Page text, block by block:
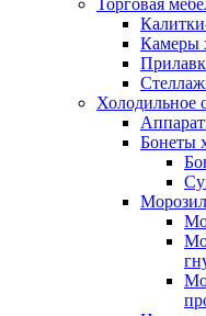
Торговая
Камеры
Холодильное
Бонеты